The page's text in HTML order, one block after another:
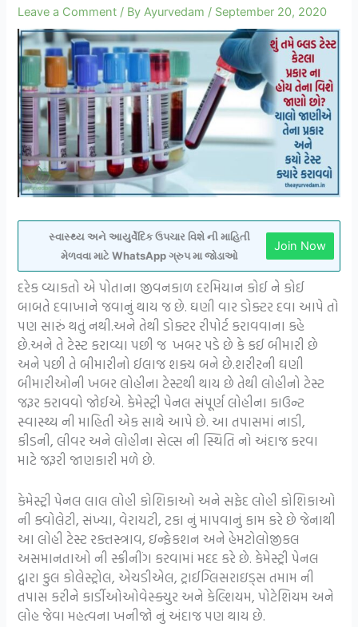
Leave a Comment / ByAyurvedam / September 20, 2020
સ્વાસ્થ્ય અને આયુર્વેદિક ઉપચાર વિશે ની માહિતી
મેળવવા માટે WhatsApp ગ્રુપ મા જોડાઓ
Join Now
દરેક વ્યાકતો એ પોતાના જીવનકાળ દરમિયાન કોઈ ને કોઈ
બાબતે દવાખાને જવાનું થાય જ છે. ઘણી વાર ડોક્ટર દવા આપે તો
પણ સારું થતું નથી.અને તેથી ડોક્ટર રીપોર્ટ કરાવવાના કહે
છે.અને તે ટેસ્ટ કરાવ્યા પછી જ ખબર પડે છે કે કઈ બીમારી છે
અને પછી તે બીમારીનો ઈલાજ શક્ય બને છે.શરીરની ઘણી
બીમારીઓની ખબર લોહીના ટેસ્ટથી થાય છે તેથી લોહીનો ટેસ્ટ
જરૂર કરાવવો જોઈએ. કેમેસ્ટ્રી પેનલ સંપૂર્ણ લોહીના કાઉન્ટ
સ્વાસ્થ્ય ની માહિતી એક સાથે આપે છે. આ તપાસમાં નાડી,
કીડની, લીવર અને લોહીના સેલ્સ ની સ્થિતિ નો અંદાજ કરવા
માટે જરૂરી જાણકારી મળે છે.
કેમેસ્ટ્રી પેનલ લાલ લોહી કોશિકાઓ અને સફેદ લોહી કોશિકાઓ
ની ક્વોલેટી, સંખ્યા, વેરાયટી, ટકા નું માપવાનું કામ કરે છે જેનાથી
આ લોહી ટેસ્ટ રક્તસ્ત્રાવ, ઇન્ફેકશન અને હેમટોલોજીકલ
અસમાનતાઓ ની સ્ક્રીનીંગ કરવામાં મદદ કરે છે. કેમેસ્ટ્રી પેનલ
દ્વારા કુલ કોલેસ્ટ્રોલ, એચડીએલ, ટ્રાઈગ્લિસરાઇડ્સ તમામ ની
તપાસ કરીને કાર્ડીઓઓવેસ્ક્યુર અને કેલ્શિયમ, પોટેશિયમ અને
લોહ જેવા મહત્વના ખનીજો નું અંદાજ પણ થાય છે.